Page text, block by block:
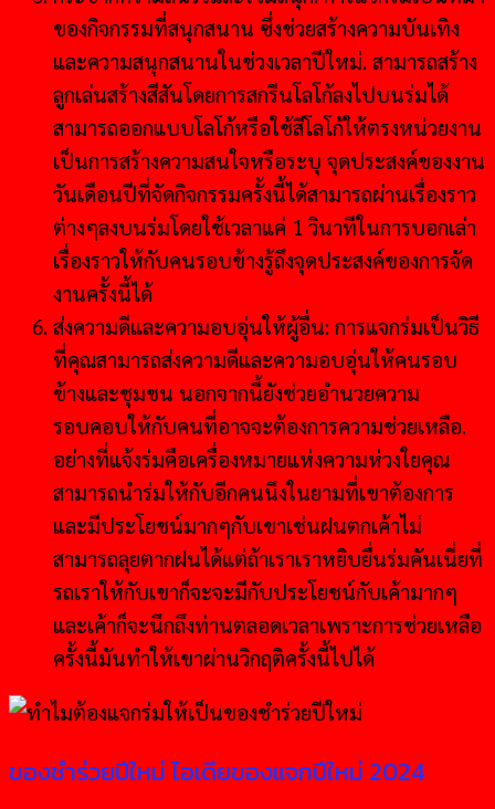
ของกิจกรรมที่สนุกสนาน ซึ่งช่วยสร้างความบันเทิง
และความสนุกสนานในช่วงเวลาปีใหม่. สามารถสร้าง
ลูกเล่นสร้างสีสันโดยการสกรีนโลโก้ลงไปบนร่มได้
สามารถออกแบบโลโก้หรือใช้สีโลโก้ให้ตรงหน่วยงาน
เป็นการสร้างความสนใจหรือระบุ จุดประสงค์ของงาน
วันเดือนปีที่จัดกิจกรรมครั้งนี้ได้สามารถผ่านเรื่องราว
ต่างๆลงบนร่มโดยใช้เวลาแค่ 1 วินาทีในการบอกเล่า
เรื่องราวให้กับคนรอบข้างรู้ถึงจุดประสงค์ของการจัด
งานครั้งนี้ได้
ส่งความดีและความอบอุ่นให้ผู้อื่น: การแจกร่มเป็นวิธี
ที่คุณสามารถส่งความดีและความอบอุ่นให้คนรอบ
ข้างและชุมชน นอกจากนี้ยังช่วยอำนวยความ
รอบคอบให้กับคนที่อาจจะต้องการความช่วยเหลือ.
อย่างที่แจ้งร่มคือเครื่องหมายแห่งความห่วงใยคุณ
สามารถนำร่มให้กับอีกคนนึงในยามที่เขาต้องการ
และมีประโยชน์มากๆกับเขาเช่นฝนตกเค้าไม่
สามารถลุยตากฝนได้แต่ถ้าเราเราหยิบยื่นร่มคันเนี่ยที่
รถเราให้กับเขาก็จะจะมีกับประโยชน์กับเค้ามากๆ
และเค้าก็จะนึกถึงท่านตลอดเวลาเพราะการช่วยเหลือ
ครั้งนี้มันทำให้เขาผ่านวิกฤติครั้งนี้ไปได้
ของชำร่วยปีใหม่ ไอเดียของแจกปีใหม่ 2024